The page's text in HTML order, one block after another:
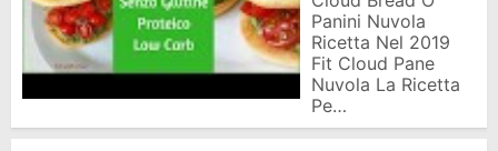
Panini Nuvola
Ricetta Nel 2019
Fit Cloud Pane
Nuvola La Ricetta
Pe…